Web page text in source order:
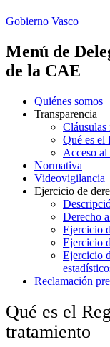
Gobierno Vasco
Menú de
de la CAE
Quiénes somos
Transparencia
Qué es el
Acceso
Normativa
Videovigilancia
Ejercicio de
Derecho
Ejercicio
Ejercicio
Ejercicio
Reclamación
Qué es el
tratamiento